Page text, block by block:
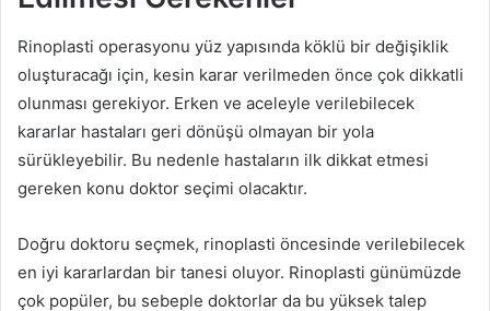
Rinoplasti operasyonu yüz yapısında köklü bir değişiklik
oluşturacağı için, kesin karar verilmeden önce çok dikkatli
olunması gerekiyor. Erken ve aceleyle verilebilecek
kararlar hastaları geri dönüşü olmayan bir yola
sürükleyebilir. Bu nedenle hastaların ilk dikkat etmesi
gereken konu doktor seçimi olacaktır.
Doğru doktoru seçmek, rinoplasti öncesinde verilebilecek
en iyi kararlardan bir tanesi oluyor. Rinoplasti günümüzde
çok popüler, bu sebeple doktorlar da bu yüksek talep